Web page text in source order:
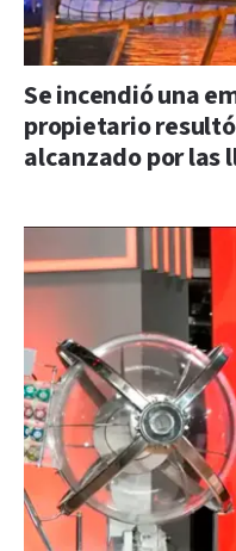
Se incendió una
propietario
alcanzado por las